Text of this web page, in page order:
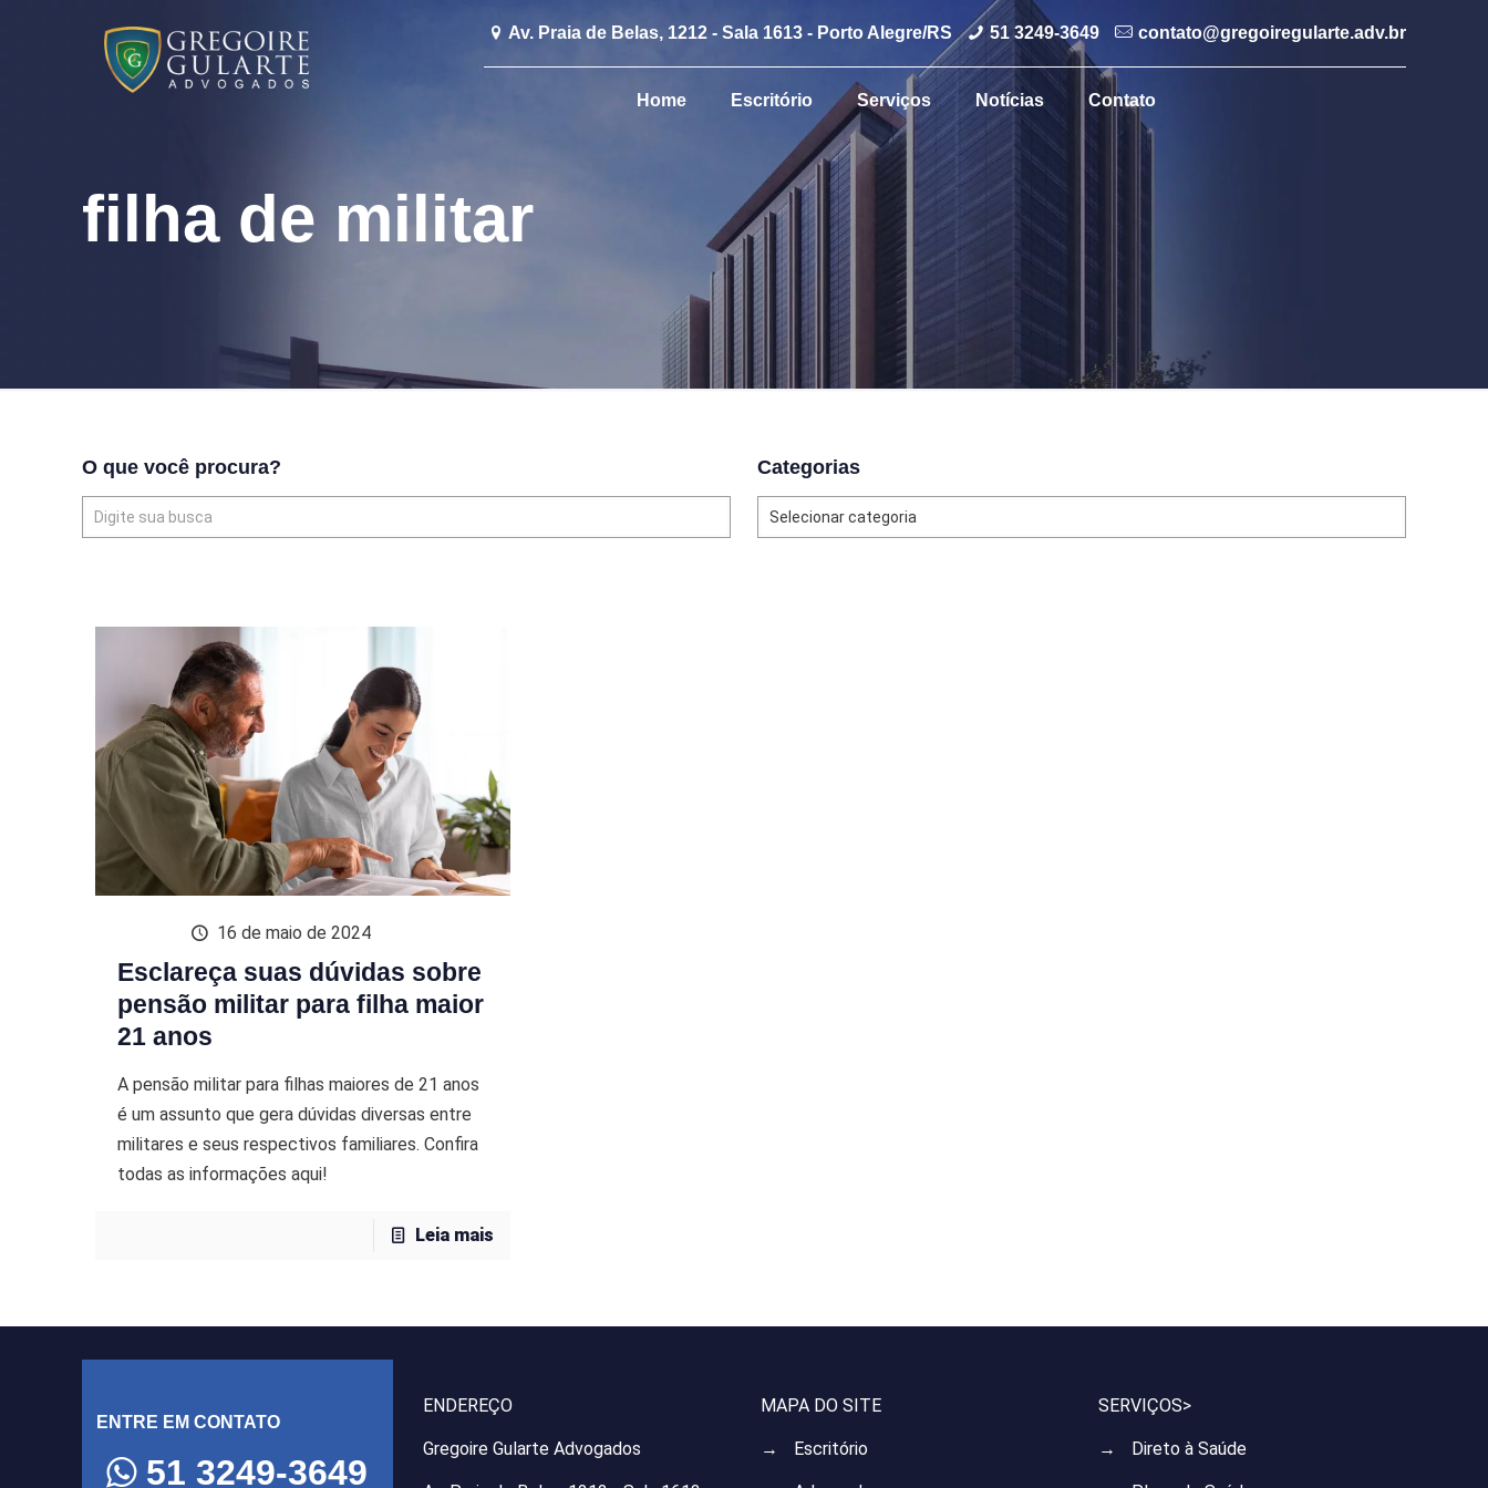
Av. Praia de Belas, 1212 - Sala 1613 - Porto Alegre/RS 51 3249-3649 contato@gregoiregularte.adv.br
Home Escritório Serviços Notícias Contato
filha de militar
O que você procura? Categorias
16 de maio de 2024
Esclareça suas dúvidas sobre
pensão militar para filha maior
21 anos
A pensão militar para filhas maiores de 21 anos
é um assunto que gera dúvidas diversas entre
militares e seus respectivos familiares. Confira
todas as informações aqui!
Leia mais
ENTRE EM CONTATO
51 3249-3649
ENDEREÇO
Gregoire Gularte Advogados
MAPA DO SITE
→ Escritório
SERVIÇOS>
→ Direto à Saúde